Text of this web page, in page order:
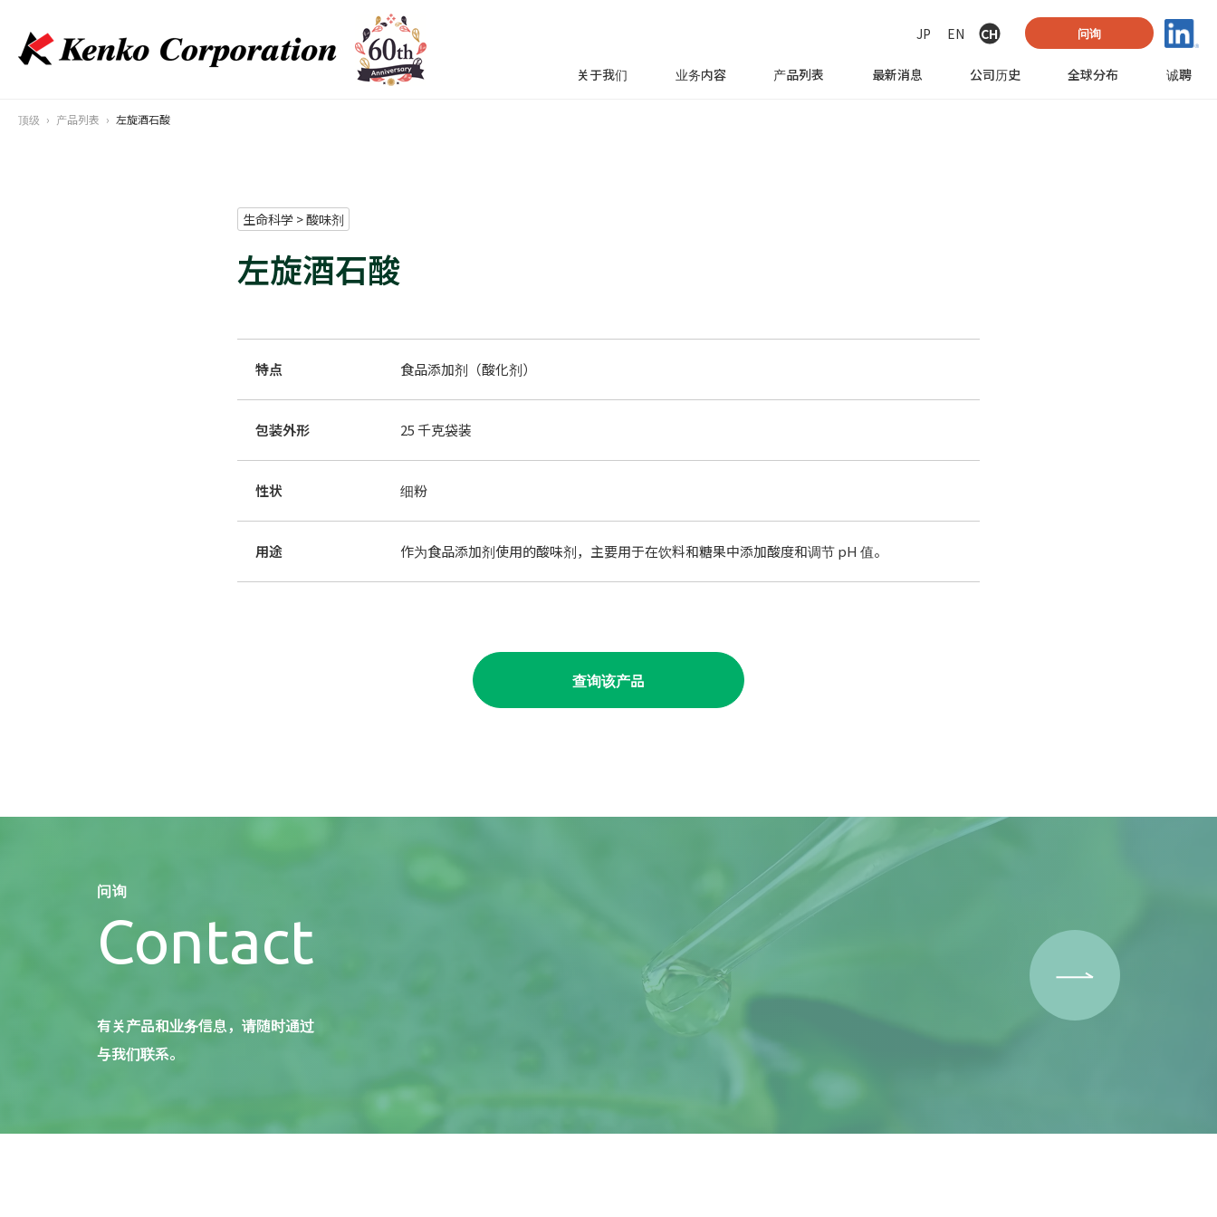
JP EN CH 问询
关于我们 业务内容 产品列表 最新消息 公司历史 全球分布 诚聘
顶级 产品列表 左旋酒石酸
生命科学 > 酸味剂
左旋酒石酸
特点 食品添加剂（酸化剂）
包装外形 25 千克袋装
性状 细粉
用途 作为食品添加剂使用的酸味剂，主要用于在饮料和糖果中添加酸度和调节 pH 值。
查询该产品
问询
Contact
有关产品和业务信息，请随时通过
与我们联系。